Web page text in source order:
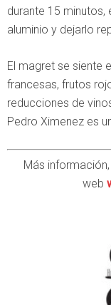
durante 15 minutos,
aluminio y dejarlo
El magret se siente
francesas, frutos
reducciones de
Pedro Ximenez es
Más
web